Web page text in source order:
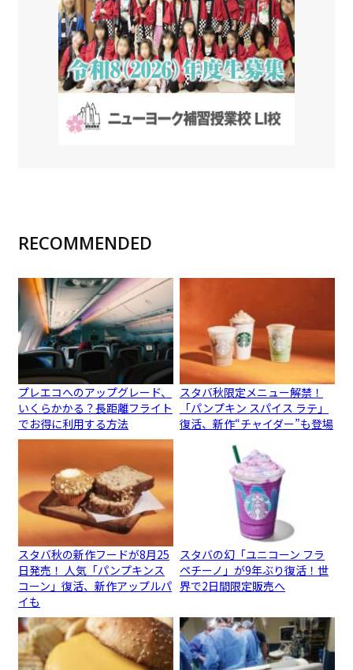
RECOMMENDED
プレエコへのアップグレード、
いくらかかる？長距離フライト
でお得に利用する方法
スタバ秋限定メニュー解禁！
「パンプキン スパイス ラテ」
復活、新作“チャイダー”も登場
スタバ秋の新作フードが8月25
日発売！ 人気「パンプキンス
コーン」復活、新作アップルパ
イも
スタバの幻「ユニコーン フラ
ペチーノ」が9年ぶり復活！世
界で2日間限定販売へ